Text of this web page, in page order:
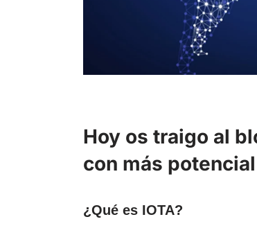
Hoy os traigo al
con más
¿Qué es IOTA?